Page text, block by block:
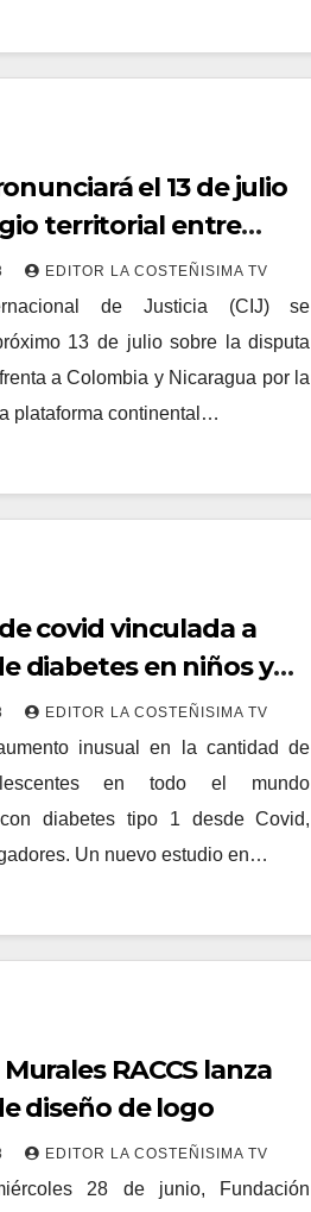
el 13 de julio
territorial entre
Colombia
EDITOR LA COSTEÑISIMA TV
de Justicia (CIJ) se
13 de julio sobre la disputa
a Colombia y Nicaragua por la
plataforma continental…
covid vinculada a
diabetes en niños y
EDITOR LA COSTEÑISIMA TV
inusual en la cantidad de
en todo el mundo
diabetes tipo 1 desde Covid,
Un nuevo estudio en…
RACCS lanza
diseño de logo
EDITOR LA COSTEÑISIMA TV
28 de junio, Fundación